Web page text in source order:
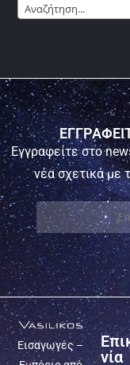
Αναζήτηση...
Εγγραφείτε στο
νέα σχετικά με
Εισαγωγές –
νία